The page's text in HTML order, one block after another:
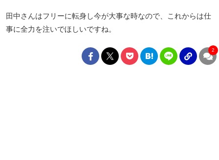
田中さんはフリーに転身し今が大事な時なので、これからは仕
事に全力を注いでほしいですね。
2